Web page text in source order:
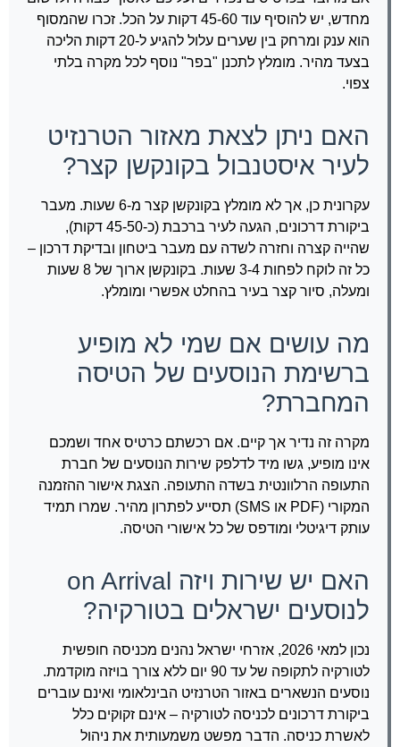
מחדש, יש להוסיף עוד 45-60 דקות על הכל. זכרו שהמסוף
הוא ענק ומרחק בין שערים עלול להגיע ל-20 דקות הליכה
בצעד מהיר. מומלץ לתכנן "בפר" נוסף לכל מקרה בלתי
צפוי.
האם ניתן לצאת מאזור הטרנזיט
לעיר איסטנבול בקונקשן קצר?
עקרונית כן, אך לא מומלץ בקונקשן קצר מ-6 שעות. מעבר
ביקורת דרכונים, הגעה לעיר ברכבת (כ-45-50 דקות),
שהייה קצרה וחזרה לשדה עם מעבר ביטחון ובדיקת דרכון –
כל זה לוקח לפחות 3-4 שעות. בקונקשן ארוך של 8 שעות
ומעלה, סיור קצר בעיר בהחלט אפשרי ומומלץ.
מה עושים אם שמי לא מופיע
ברשימת הנוסעים של הטיסה
המחברת?
מקרה זה נדיר אך קיים. אם רכשתם כרטיס אחד ושמכם
אינו מופיע, גשו מיד לדלפק שירות הנוסעים של חברת
התעופה הרלוונטית בשדה התעופה. הצגת אישור ההזמנה
המקורי (PDF או SMS) תסייע לפתרון מהיר. שמרו תמיד
עותק דיגיטלי ומודפס של כל אישורי הטיסה.
האם יש שירות ויזה on Arrival
לנוסעים ישראלים בטורקיה?
נכון למאי 2026, אזרחי ישראל נהנים מכניסה חופשית
לטורקיה לתקופה של עד 90 יום ללא צורך בויזה מוקדמת.
נוסעים הנשארים באזור הטרנזיט הבינלאומי ואינם עוברים
ביקורת דרכונים לכניסה לטורקיה – אינם זקוקים כלל
לאשרת כניסה. הדבר מפשט משמעותית את ניהול